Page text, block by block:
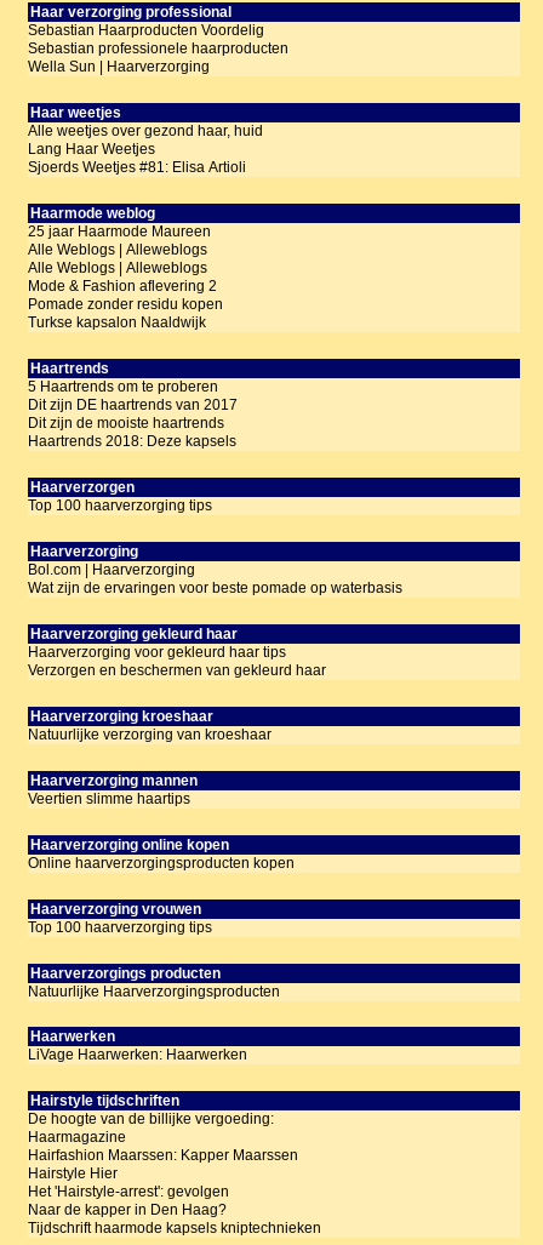
Haar verzorging professional
Sebastian Haarproducten Voordelig
Sebastian professionele haarproducten
Wella Sun | Haarverzorging
Haar weetjes
Alle weetjes over gezond haar, huid
Lang Haar Weetjes
Sjoerds Weetjes #81: Elisa Artioli
Haarmode weblog
25 jaar Haarmode Maureen
Alle Weblogs | Alleweblogs
Alle Weblogs | Alleweblogs
Mode & Fashion aflevering 2
Pomade zonder residu kopen
Turkse kapsalon Naaldwijk
Haartrends
5 Haartrends om te proberen
Dit zijn DE haartrends van 2017
Dit zijn de mooiste haartrends
Haartrends 2018: Deze kapsels
Haarverzorgen
Top 100 haarverzorging tips
Haarverzorging
Bol.com | Haarverzorging
Wat zijn de ervaringen voor beste pomade op waterbasis
Haarverzorging gekleurd haar
Haarverzorging voor gekleurd haar tips
Verzorgen en beschermen van gekleurd haar
Haarverzorging kroeshaar
Natuurlijke verzorging van kroeshaar
Haarverzorging mannen
Veertien slimme haartips
Haarverzorging online kopen
Online haarverzorgingsproducten kopen
Haarverzorging vrouwen
Top 100 haarverzorging tips
Haarverzorgings producten
Natuurlijke Haarverzorgingsproducten
Haarwerken
LiVage Haarwerken: Haarwerken
Hairstyle tijdschriften
De hoogte van de billijke vergoeding:
Haarmagazine
Hairfashion Maarssen: Kapper Maarssen
Hairstyle Hier
Het 'Hairstyle-arrest': gevolgen
Naar de kapper in Den Haag?
Tijdschrift haarmode kapsels kniptechnieken